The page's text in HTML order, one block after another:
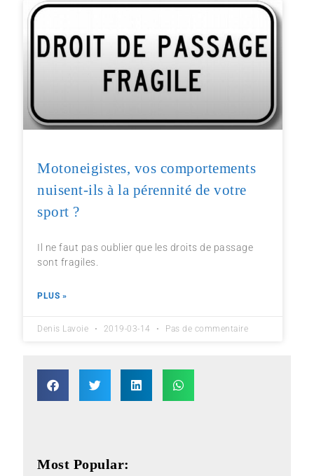
Motoneigistes, vos comportements
nuisent-ils à la pérennité de votre
sport ?
Il ne faut pas oublier que les droits de passage
sont fragiles.
PLUS »
Denis Lavoie 2019-03-14 Pas de commentaire
Most Popular: